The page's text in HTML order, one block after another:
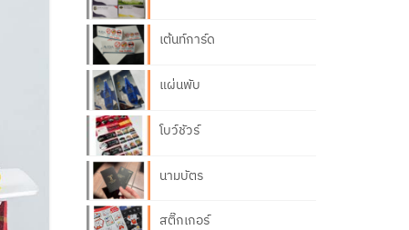
เต้นท์การ์ด
แผ่นพับ
โบว์ชัวร์
นามบัตร
สติ๊กเกอร์